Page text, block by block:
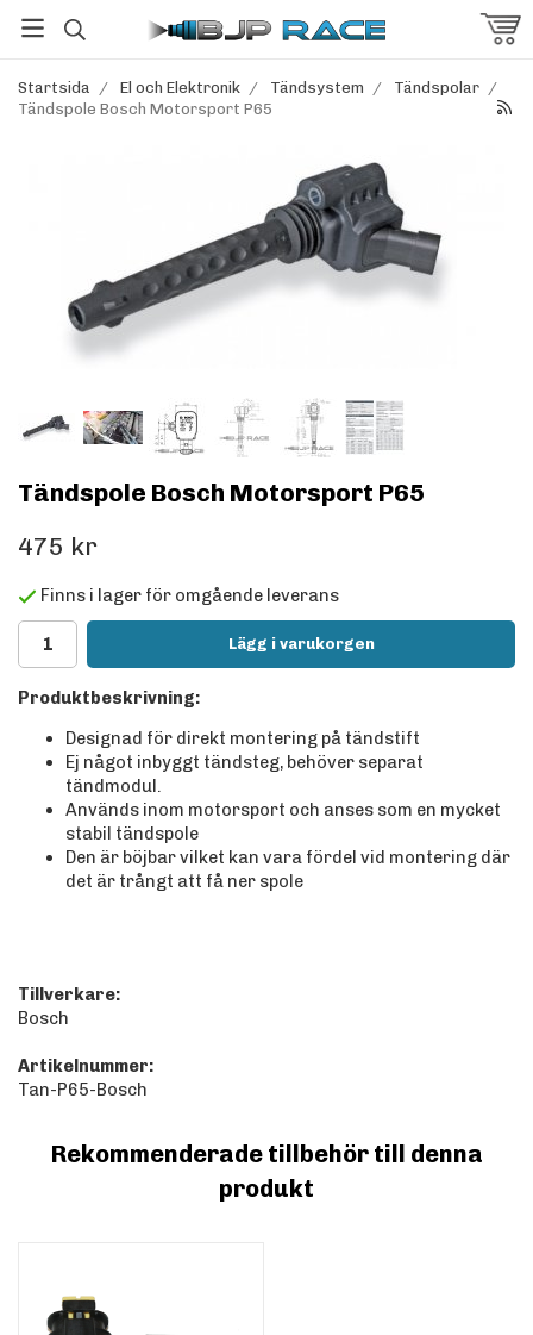
Startsida / El och Elektronik / Tändsystem / Tändspolar /
Tändspole Bosch Motorsport P65
Tändspole Bosch Motorsport P65
475 kr
Finns i lager för omgående leverans
Lägg i varukorgen
Produktbeskrivning:
Designad för direkt montering på tändstift
Ej något inbyggt tändsteg, behöver separat
tändmodul.
Används inom motorsport och anses som en mycket
stabil tändspole
Den är böjbar vilket kan vara fördel vid montering där
det är trångt att få ner spole
Tillverkare:
Bosch
Artikelnummer:
Tan-P65-Bosch
Rekommenderade tillbehör till denna
produkt